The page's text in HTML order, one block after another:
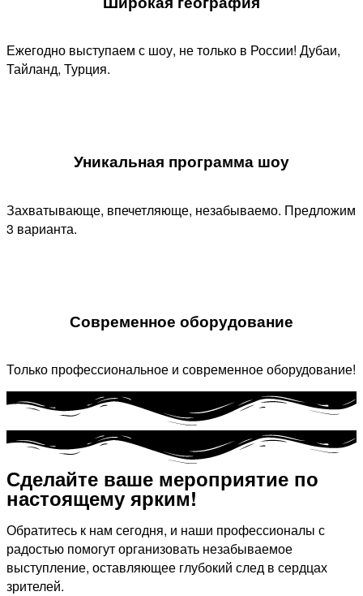
Ежегодно выступаем с шоу, не только в России! Дубаи,
Тайланд, Турция.
Уникальная программа шоу​
Захватывающе, впечетляюще, незабываемо. Предложим
3 варианта.
Современное оборудование
Только профессиональное и современное оборудование!
Сделайте ваше мероприятие по
настоящему ярким!​
Обратитесь к нам сегодня, и наши профессионалы с
радостью помогут организовать незабываемое
выступление, оставляющее глубокий след в сердцах
зрителей.